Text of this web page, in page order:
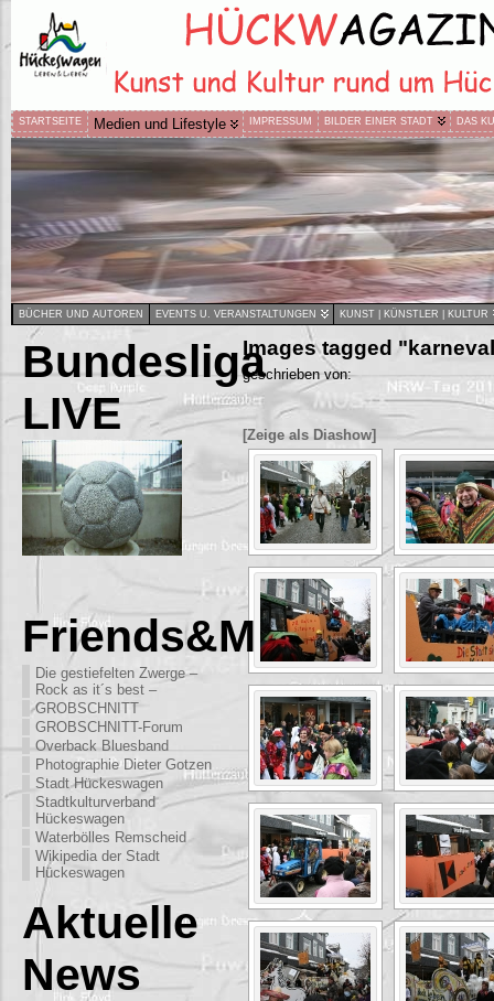
STARTSEITE Medien und Lifestyle IMPRESSUM BILDER EINER STADT DAS
BÜCHER UND AUTOREN EVENTS U. VERANSTALTUNGEN KUNST | KÜNSTLER | KULTUR
Bundesliga
LIVE
Friends&More
Die gestiefelten Zwerge –
Rock as it´s best –
GROBSCHNITT
GROBSCHNITT-Forum
Overback Bluesband
Photographie Dieter Gotzen
Stadt Hückeswagen
Stadtkulturverband
Hückeswagen
Waterbölles Remscheid
Wikipedia der Stadt
Hückeswagen
Aktuelle
News
Images tagged
geschrieben von:
[Zeige als Diashow]